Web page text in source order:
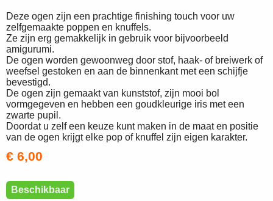
Deze ogen zijn een prachtige finishing touch voor uw
zelfgemaakte poppen en knuffels.
Ze zijn erg gemakkelijk in gebruik voor bijvoorbeeld
amigurumi.
De ogen worden gewoonweg door stof, haak- of breiwerk of
weefsel gestoken en aan de binnenkant met een schijfje
bevestigd.
De ogen zijn gemaakt van kunststof, zijn mooi bol
vormgegeven en hebben een goudkleurige iris met een
zwarte pupil.
Doordat u zelf een keuze kunt maken in de maat en positie
van de ogen krijgt elke pop of knuffel zijn eigen karakter.
€ 6,00
Beschikbaar